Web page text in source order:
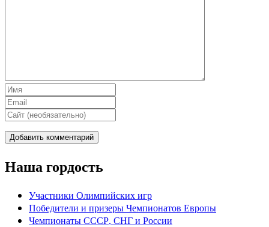
Наша гордость
Участники Олимпийских игр
Победители и призеры Чемпионатов Европы
Чемпионаты СССР, СНГ и Росcии